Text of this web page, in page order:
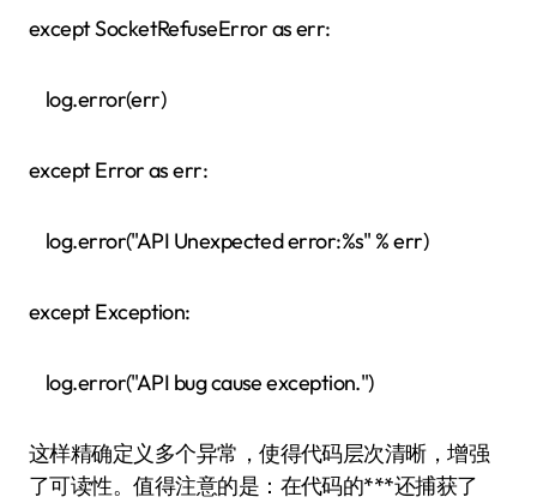
except SocketRefuseError as err:
log.error(err)
except Error as err:
log.error("API Unexpected error:%s" % err)
except Exception:
log.error("API bug cause exception.")
这样精确定义多个异常，使得代码层次清晰，增强
了可读性。值得注意的是：在代码的***还捕获了